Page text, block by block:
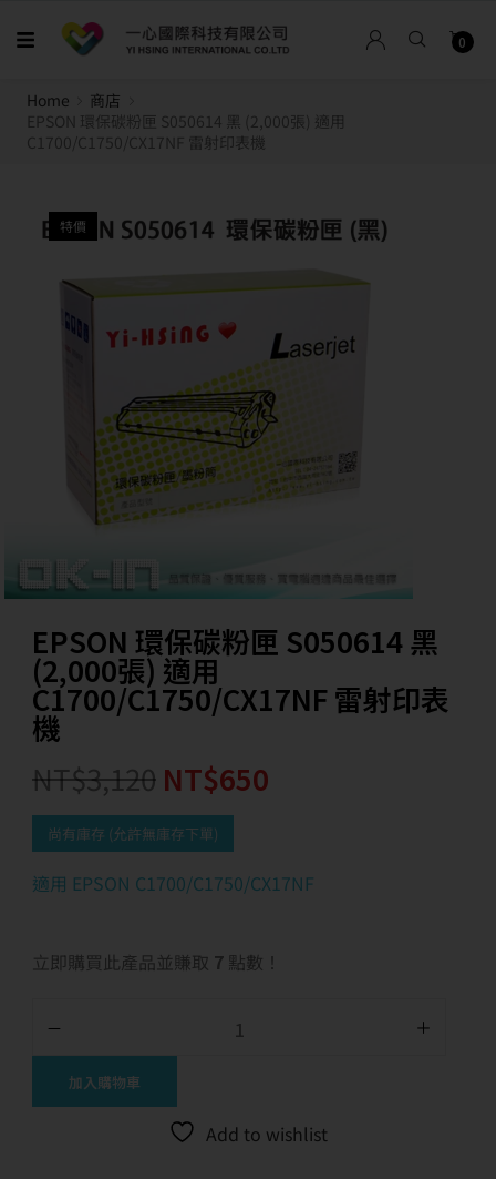
0
Home
商店
EPSON 環保碳粉匣 S050614 黑 (2,000張) 適用
C1700/C1750/CX17NF 雷射印表機
特價
EPSON 環保碳粉匣 S050614 黑
(2,000張) 適用
C1700/C1750/CX17NF 雷射印表
機
NT$3,120 NT$650
尚有庫存 (允許無庫存下單)
適用 EPSON C1700/C1750/CX17NF
立即購買此產品並賺取 7 點數！
加入購物車
Add to wishlist